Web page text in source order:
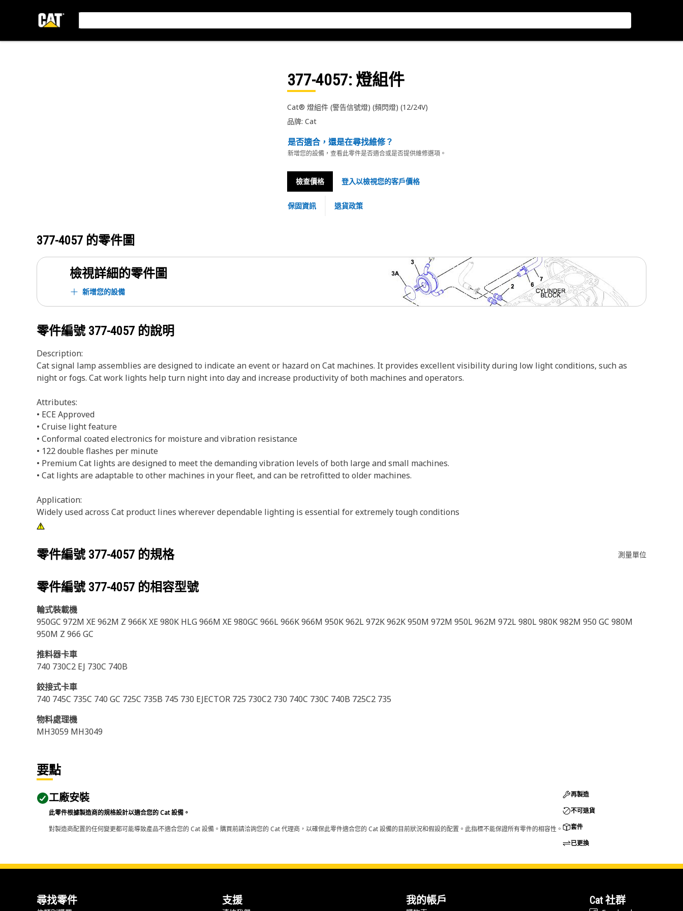
377-4057: 燈組件
Cat® 燈組件 (警告信號燈) (頻閃燈) (12/24V)
品牌: Cat
是否適合，還是在尋找維修？
新增您的設備，查看此零件是否適合或是否提供維修選項。
檢查價格 登入以檢視您的客戶價格
保固資訊 退貨政策
377-4057 的零件圖
檢視詳細的零件圖
新增您的設備
零件編號 377-4057 的說明
Description:
Cat signal lamp assemblies are designed to indicate an event or hazard on Cat machines. It provides excellent visibility during low light conditions, such as
night or fogs. Cat work lights help turn night into day and increase productivity of both machines and operators.
Attributes:
• ECE Approved
• Cruise light feature
• Conformal coated electronics for moisture and vibration resistance
• 122 double flashes per minute
• Premium Cat lights are designed to meet the demanding vibration levels of both large and small machines.
• Cat lights are adaptable to other machines in your fleet, and can be retrofitted to older machines.
Application:
Widely used across Cat product lines wherever dependable lighting is essential for extremely tough conditions
零件編號 377-4057 的規格 測量單位
零件編號 377-4057 的相容型號
輪式裝載機
950GC 972M XE 962M Z 966K XE 980K HLG 966M XE 980GC 966L 966K 966M 950K 962L 972K 962K 950M 972M 950L 962M 972L 980L 980K 982M 950 GC 980M
950M Z 966 GC
推料器卡車
740 730C2 EJ 730C 740B
鉸接式卡車
740 745C 735C 740 GC 725C 735B 745 730 EJECTOR 725 730C2 730 740C 730C 740B 725C2 735
物料處理機
MH3059 MH3049
要點
工廠安裝
此零件根據製造商的規格設計以適合您的 Cat 設備。
對製造商配置的任何變更都可能導致產品不適合您的 Cat 設備。購買前請洽詢您的 Cat 代理商，以確保此零件適合您的 Cat 設備的目前狀況和假設的配置。此指標不能保證所有零件的相容性。
再製造
不可退貨
套件
已更換
尋找零件 支援 我的帳戶 Cat 社群